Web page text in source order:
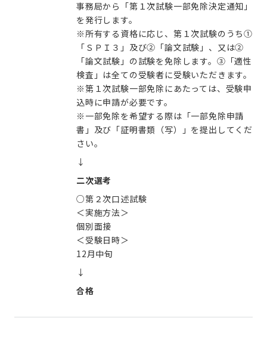
事務局から「第１次試験一部免除決定通知」
を発行します。
※所有する資格に応じ、第１次試験のうち①
「ＳＰＩ３」及び②「論文試験」、又は②
「論文試験」の試験を免除します。③「適性
検査」は全ての受験者に受験いただきます。
※第１次試験一部免除にあたっては、受験申
込時に申請が必要です。
※一部免除を希望する際は「一部免除申請
書」及び「証明書類（写）」を提出してくだ
さい。
↓
二次選考
○第２次口述試験
＜実施方法＞
個別面接
＜受験日時＞
12月中旬
↓
合格